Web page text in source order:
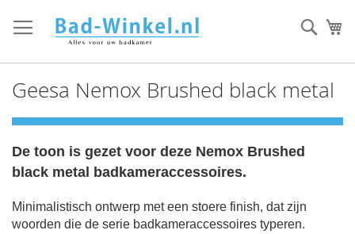
direct
door
inhoud
Geesa Nemox Brushed black metal
De toon is gezet voor deze Nemox Brushed
black metal badkameraccessoires.
Minimalistisch ontwerp met een stoere finish, dat zijn
woorden die de serie badkameraccessoires typeren.